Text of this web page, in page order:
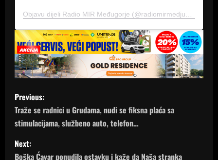
P
o
s
t
Previous:
Traže se radnici u Grudama, nudi se fiksna plaća sa
stimulacijama, službeno auto, telefon…
Next:
Boška Ćavar ponudila ostavku i kaže da Naša stranka